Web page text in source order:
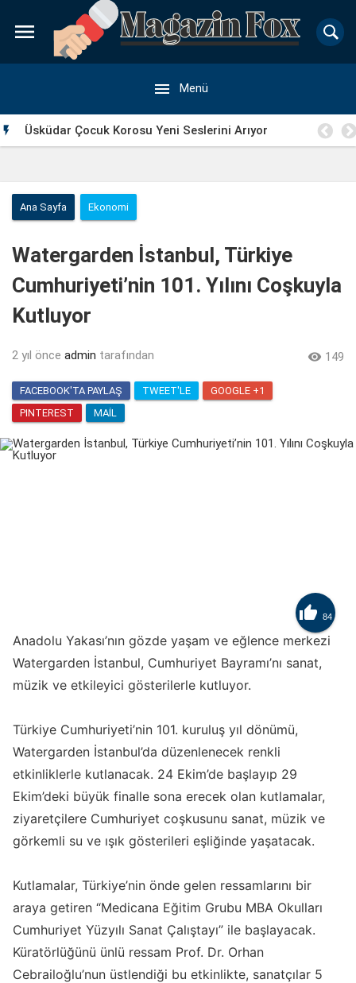

 Menü
 Üsküdar Çocuk Korosu Yeni Seslerini Arıyor
Ana Sayfa Ekonomi
Watergarden İstanbul, Türkiye
Cumhuriyeti’nin 101. Yılını Coşkuyla
Kutluyor
2 yıl önce admin tarafından  149
FACEBOOK'TA PAYLAŞ TWEET'LE
GOOGLE +1
PINTEREST
MAIL
 84
Anadolu Yakası’nın gözde yaşam ve eğlence merkezi
Watergarden İstanbul, Cumhuriyet Bayramı’nı sanat,
müzik ve etkileyici gösterilerle kutluyor.
Türkiye Cumhuriyeti’nin 101. kuruluş yıl dönümü,
Watergarden İstanbul’da düzenlenecek renkli
etkinliklerle kutlanacak. 24 Ekim’de başlayıp 29
Ekim’deki büyük finalle sona erecek olan kutlamalar,
ziyaretçilere Cumhuriyet coşkusunu sanat, müzik ve
görkemli su ve ışık gösterileri eşliğinde yaşatacak.
Kutlamalar, Türkiye’nin önde gelen ressamlarını bir
araya getiren “Medicana Eğitim Grubu MBA Okulları
Cumhuriyet Yüzyılı Sanat Çalıştayı” ile başlayacak.
Küratörlüğünü ünlü ressam Prof. Dr. Orhan
Cebrailoğlu’nun üstlendiği bu etkinlikte, sanatçılar 5